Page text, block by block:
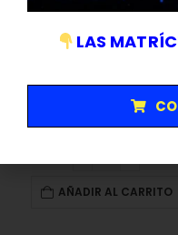
AÑADIR AL CARRITO
LAS